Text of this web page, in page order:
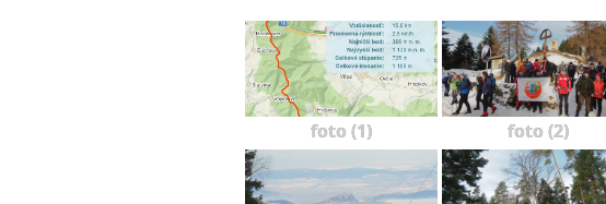
foto (1) foto (2)